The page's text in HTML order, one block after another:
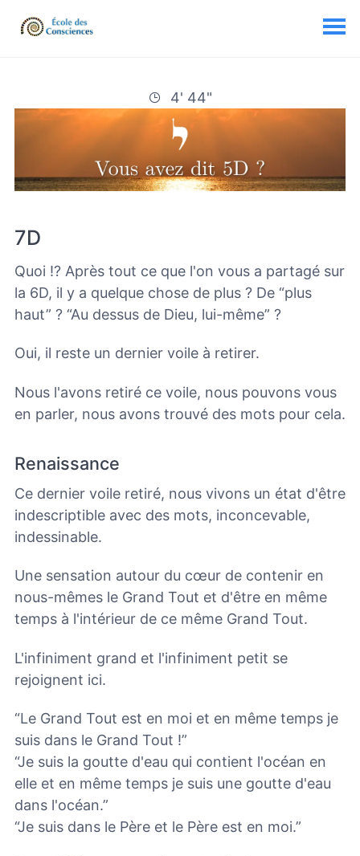
4' 44"
7D
Quoi !? Après tout ce que l'on vous a partagé sur
la 6D, il y a quelque chose de plus ? De “plus
haut” ? “Au dessus de Dieu, lui-même” ?
Oui, il reste un dernier voile à retirer.
Nous l'avons retiré ce voile, nous pouvons vous
en parler, nous avons trouvé des mots pour cela.
Renaissance
Ce dernier voile retiré, nous vivons un état d'être
indescriptible avec des mots, inconcevable,
indessinable.
Une sensation autour du cœur de contenir en
nous-mêmes le Grand Tout et d'être en même
temps à l'intérieur de ce même Grand Tout.
L'infiniment grand et l'infiniment petit se
rejoignent ici.
“Le Grand Tout est en moi et en même temps je
suis dans le Grand Tout !”
“Je suis la goutte d'eau qui contient l'océan en
elle et en même temps je suis une goutte d'eau
dans l'océan.”
“Je suis dans le Père et le Père est en moi.”